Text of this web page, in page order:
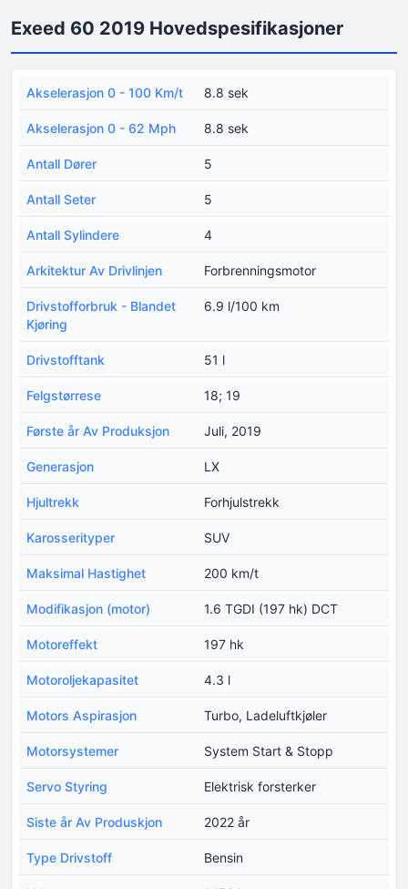
Exeed 60 2019 Hovedspesifikasjoner
Akselerasjon 0 - 100 Km/t 8.8 sek
Akselerasjon 0 - 62 Mph 8.8 sek
Antall Dører 5
Antall Seter 5
Antall Sylindere 4
Arkitektur Av Drivlinjen Forbrenningsmotor
Drivstofforbruk - Blandet
Kjøring
6.9 l/100 km
Drivstofftank 51 l
Felgstørrese 18; 19
Første år Av Produksjon Juli, 2019
Generasjon LX
Hjultrekk Forhjulstrekk
Karosserityper SUV
Maksimal Hastighet 200 km/t
Modifikasjon (motor) 1.6 TGDI (197 hk) DCT
Motoreffekt 197 hk
Motoroljekapasitet 4.3 l
Motors Aspirasjon Turbo, Ladeluftkjøler
Motorsystemer System Start & Stopp
Servo Styring Elektrisk forsterker
Siste år Av Produskjon 2022 år
Type Drivstoff Bensin